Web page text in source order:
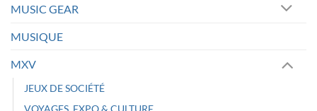
MUSIC GEAR
MUSIQUE
MXV
JEUX DE SOCIÉTÉ
VOYAGES, EXPO & CULTURE